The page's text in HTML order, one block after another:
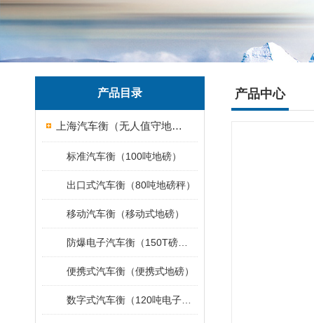
产品目录
上海汽车衡（无人值守地磅）
标准汽车衡（100吨地磅）
出口式汽车衡（80吨地磅秤）
移动汽车衡（移动式地磅）
便携式汽车衡（便携式地磅）
产品中心